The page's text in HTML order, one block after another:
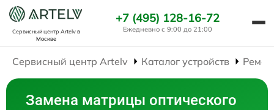
Сервисный центр Artelvв
Москве
+7 (495) 128-16-72
Ежедневно с 9:00 до 21:00
Сервисный центр Artelv Каталог устройств
Замена матрицы оптического